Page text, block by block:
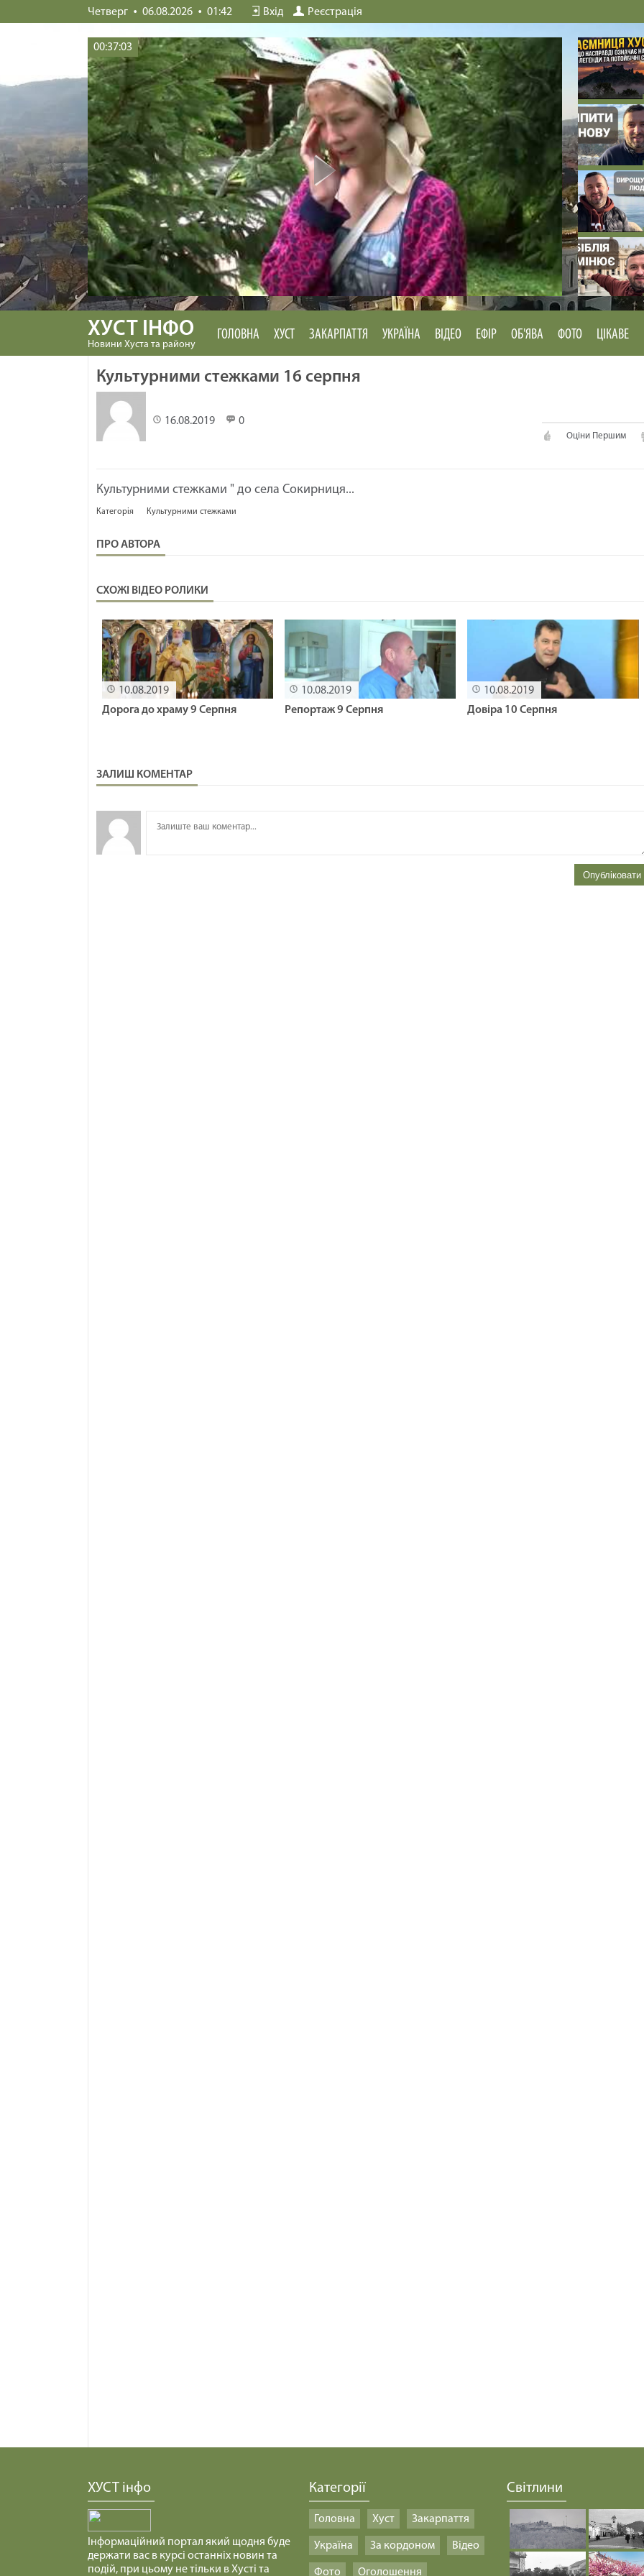
Четверг 06.08.2026 01:42 Вхід Реєстрація
00:37:03
ХУСТ ІНФО
Новини Хуста та району
ГОЛОВНА ХУСТ ЗАКАРПАТТЯ УКРАЇНА ВІДЕО ЕФІР ОБ'ЯВА ФОТО ЦІКАВЕ
Культурними стежками 16 серпня
16.08.2019 0
Оціни Першим
Культурними стежками " до села Сокирниця...
Категорія Культурними стежками
ПРО АВТОРА
СХОЖІ ВІДЕО РОЛИКИ
10.08.2019
Дорога до храму 9 Серпня
10.08.2019
Репортаж 9 Серпня
10.08.2019
Довіра 10 Серпня
ЗАЛИШ КОМЕНТАР
Опубліковати
ХУСТ інфо
Інформаційний портал який щодня буде
держати вас в курсі останніх новин та
подій, при цьому не тільки в Хусті та
Категорії
Головна Хуст Закарпаття
Україна За кордоном Відео
Фото Оголошення
Світлини